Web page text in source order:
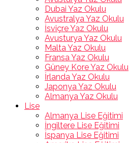
Dubai Yaz Okulu
Avustralya Yaz Okulu
İsviçre Yaz Okulu
Avusturya Yaz Okulu
Malta Yaz Okulu
Fransa Yaz Okulu
Güney Kore Yaz Okulu
İrlanda Yaz Okulu
Japonya Yaz Okulu
Almanya Yaz Okulu
Lise
Almanya Lise Eğitimi
İngiltere Lise Eğitimi
İspanya Lise Eğitimi